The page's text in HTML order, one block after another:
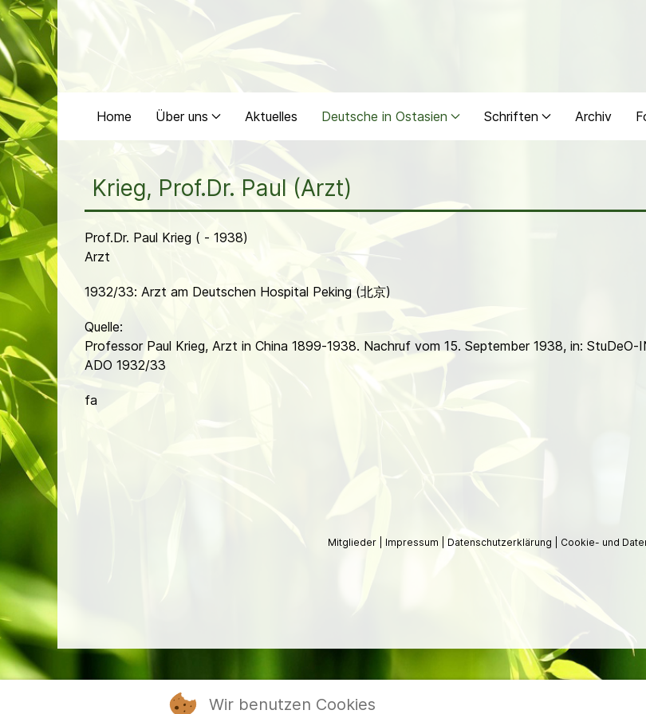
Home Über uns Aktuelles Deutsche in Ostasien Schriften Archiv
Krieg, Prof.Dr. Paul (Arzt)
Prof.Dr. Paul Krieg ( - 1938)
Arzt
1932/33: Arzt am Deutschen Hospital Peking (北京)
Quelle:
Professor Paul Krieg, Arzt in China 1899-1938. Nachruf vom 15. September 1938, in: StuDeO-
ADO 1932/33
fa
Mitglieder Impressum Datenschutzerklärung Cookie- und
Wir benutzen Cookies